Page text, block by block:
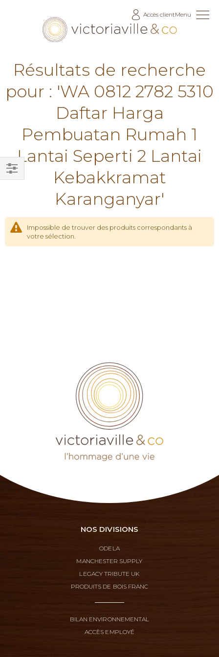
Accès clientMenu
Résultats de recherche
pour : 'WA 0812 2782 5310
Daftar Harga
Pembuatan Rumah 1
Lantai Seperti 2 Lantai
Kebakkramat
Karanganyar'
Impossible de trouver des produits correspondants à
votre sélection.
Filtrer
NOS DIVISIONS
ODELA
MANCHESTER SUPPLY
LEGACY TRIBUTE UK
PRODUITS DE BOIS FRANC
BILAN ENVIRONNEMENTAL
ACCÈS EMPLOYÉ